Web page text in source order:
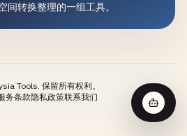
间转换整理的一组工具。
Tools. 保留所有权利。
务条款隐私政策联系我们